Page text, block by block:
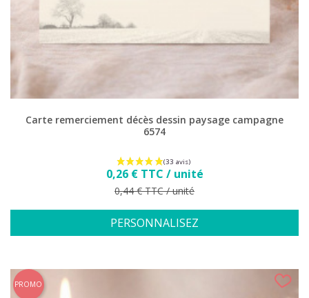
Carte remerciement décès dessin paysage campagne
6574
Prix
0,26 € TTC / unité
Prix de base
0,44 € TTC / unité
PERSONNALISEZ
PROMO